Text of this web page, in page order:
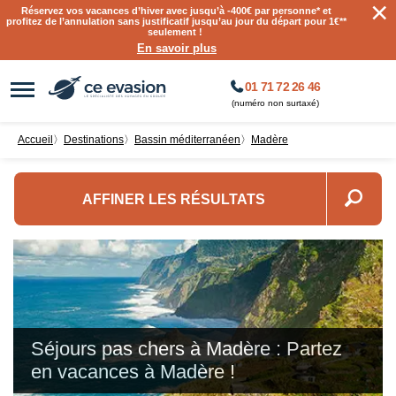
Réservez vos vacances d’hiver avec jusqu’à-400€ par personne* et
profitez de l’annulation sans justificatif jusqu’au jour du départ pour 1€**
seulement !
En savoir plus
×
01 71 72 26 46
(numéro non surtaxé)
Accueil 〉 destinations〉 Bassin méditerranéen 〉 Madère
AFFINER LES RÉSULTATS
Séjours pas chers à Madère : Partez
en vacances à Madère !